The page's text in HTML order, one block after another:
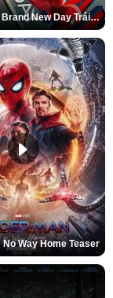
Spider-Man: Brand New Day Tráiler (3)
Way Home Teaser